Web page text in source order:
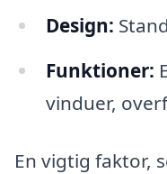
Design:
Funktioner:
vinduer,
En vigtig faktor,